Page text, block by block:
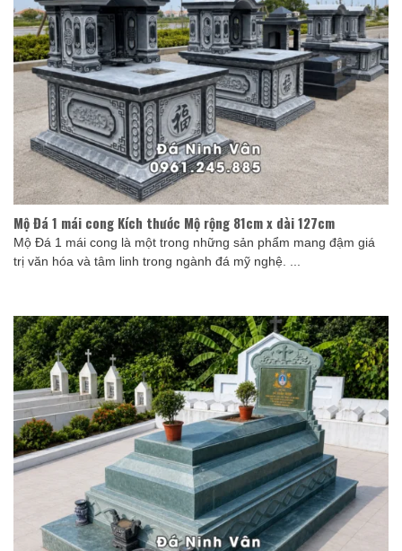
Mộ Đá 1 mái cong Kích thước Mộ rộng 81cm x dài 127cm
Mộ Đá 1 mái cong là một trong những sản phẩm mang đậm giá
trị văn hóa và tâm linh trong ngành đá mỹ nghệ. ...